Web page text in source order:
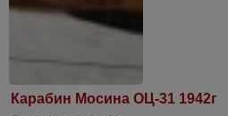
Карабин Мосина ОЦ-31 1942г